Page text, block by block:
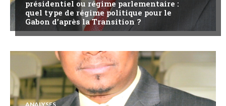
présidentiel ou régime parlementaire :
quel type de régime politique pour le
Gabon d’après la Transition ?
ANALYSES